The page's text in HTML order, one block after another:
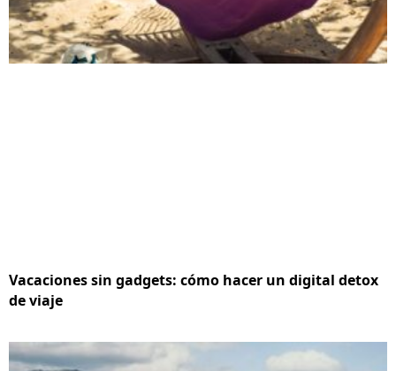
Vacaciones sin gadgets: cómo hacer un digital detox
de viaje